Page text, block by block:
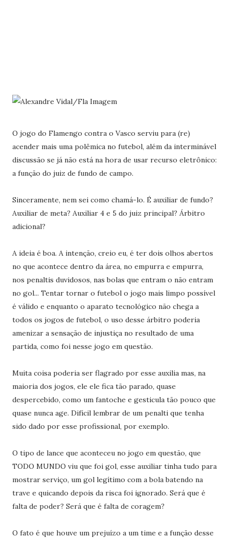
O jogo do Flamengo contra o Vasco serviu para (re)
acender mais uma polêmica no futebol, além da interminável
discussão se já não está na hora de usar recurso eletrônico:
a função do juiz de fundo de campo.
Sinceramente, nem sei como chamá-lo. É auxiliar de fundo?
Auxiliar de meta? Auxiliar 4 e 5 do juiz principal? Árbitro
adicional?
A ideia é boa. A intenção, creio eu, é ter dois olhos abertos
no que acontece dentro da área, no empurra e empurra,
nos penaltis duvidosos, nas bolas que entram o não entram
no gol... Tentar tornar o futebol o jogo mais limpo possível
é válido e enquanto o aparato tecnológico não chega a
todos os jogos de futebol, o uso desse árbitro poderia
amenizar a sensação de injustiça no resultado de uma
partida, como foi nesse jogo em questão.
Muita coisa poderia ser flagrado por esse auxilia mas, na
maioria dos jogos, ele ele fica tão parado, quase
despercebido, como um fantoche e gesticula tão pouco que
quase nunca age. Difícil lembrar de um penalti que tenha
sido dado por esse profissional, por exemplo.
O tipo de lance que aconteceu no jogo em questão, que
TODO MUNDO viu que foi gol, esse auxiliar tinha tudo para
mostrar serviço, um gol legítimo com a bola batendo na
trave e quicando depois da risca foi ignorado. Será que é
falta de poder? Será que é falta de coragem?
O fato é que houve um prejuízo a um time e a função desse